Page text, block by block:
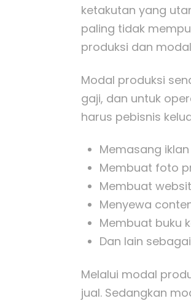
ketakutan yang
paling tidak
produksi dan
Modal produksi
gaji, dan untuk
harus pebisnis
Memasang
Membuat foto
Membuat
Menyewa
Membuat buku
Dan lain
Melalui modal
jual. Sedangkan